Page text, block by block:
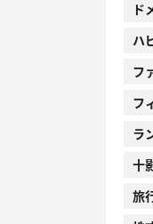
ド
ハ
フ
フ
ラ
十
旅